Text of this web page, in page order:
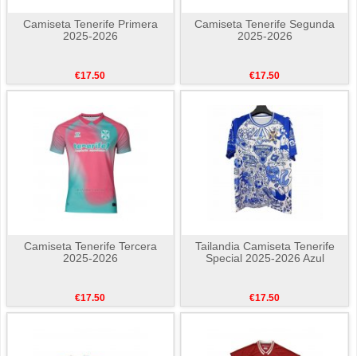
Camiseta Tenerife Primera
2025-2026
€17.50
Camiseta Tenerife Segunda
2025-2026
€17.50
Camiseta Tenerife Tercera
2025-2026
€17.50
Tailandia Camiseta Tenerife
Special 2025-2026 Azul
€17.50